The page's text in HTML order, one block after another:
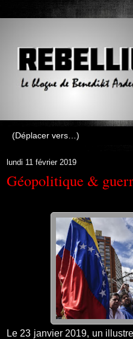
lundi 11 février 2019
Géopolitique &
Le 23 janvier 2019, un